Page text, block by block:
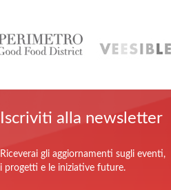
Iscriviti alla newsletter
Riceverai gli aggiornamenti sugli eventi,
i progetti e le iniziative future.